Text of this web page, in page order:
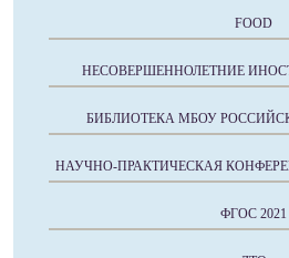
FOOD
НЕСОВЕРШЕННОЛЕТНИЕ
БИБЛИОТЕКА МБОУ
НАУЧНО-ПРАКТИЧЕСКАЯ
ФГОС 2021